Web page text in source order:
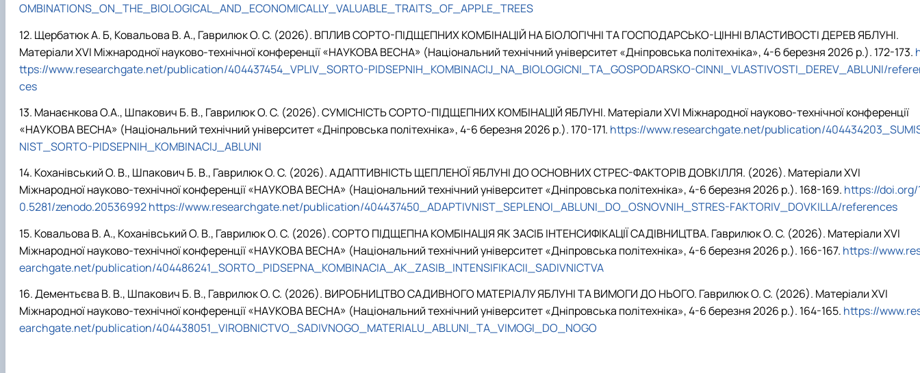
OMBINATIONS_ON_THE_BIOLOGICAL_AND_ECONOMICALLY_VALUABLE_TRAITS_OF_APPLE_TREES
Щербатюк А. Б, Ковальова В. А., Гаврилюк О. С. (2026). ВПЛИВ СОРТО-ПІДЩЕПНИХ КОМБІНАЦІЙ НА БІОЛОГІЧНІ ТА ГОСПОДАРСЬКО-ЦІННІ ВЛАСТИВОСТІ ДЕРЕВ ЯБЛУНІ.
Матеріали ХVІ Міжнародної науково-технічної конференції «НАУКОВА ВЕСНА» (Національний технічний університет «Дніпровська політехніка», 4-6 березня 2026 р.). 172-173.
ttps://www.researchgate.net/publication/404437454_VPLIV_SORTO-PIDSEPNIH_KOMBINACIJ_NA_BIOLOGICNI_TA_GOSPODARSKO-CINNI_VLASTIVOSTI_DEREV_ABLUNI/
ces
Манаєнкова О.А., Шпакович Б. В., Гаврилюк О. С. (2026). СУМІСНІСТЬ СОРТО-ПІДЩЕПНИХ КОМБІНАЦІЙ ЯБЛУНІ. Матеріали ХVІ Міжнародної науково-технічної конференції
«НАУКОВА ВЕСНА» (Національний технічний університет «Дніпровська політехніка», 4-6 березня 2026 р.). 170-171. https://www.researchgate.net/publication/
NIST_SORTO-PIDSEPNIH_KOMBINACIJ_ABLUNI
Коханівський О. В., Шпакович Б. В., Гаврилюк О. С. (2026). АДАПТИВНІСТЬ ЩЕПЛЕНОЇ ЯБЛУНІ ДО ОСНОВНИХ СТРЕС-ФАКТОРІВ ДОВКІЛЛЯ. (2026). Матеріали ХVІ
Міжнародної науково-технічної конференції «НАУКОВА ВЕСНА» (Національний технічний університет «Дніпровська політехніка», 4-6 березня 2026 р.). 168-169. https://doi.org/
0.5281/zenodo.20536992https://www.researchgate.net/publication/404437450_ADAPTIVNIST_SEPLENOI_ABLUNI_DO_OSNOVNIH_STRES-FAKTORIV_DOVKILLA/references
Ковальова В. А., Коханівський О. В., Гаврилюк О. С. (2026). СОРТО ПІДЩЕПНА КОМБІНАЦІЯ ЯК ЗАСІБ ІНТЕНСИФІКАЦІЇ САДІВНИЦТВА. Гаврилюк О. С. (2026). Матеріали ХVІ
Міжнародної науково-технічної конференції «НАУКОВА ВЕСНА» (Національний технічний університет «Дніпровська політехніка», 4-6 березня 2026 р.). 166-167. https://
earchgate.net/publication/404486241_SORTO_PIDSEPNA_KOMBINACIA_AK_ZASIB_INTENSIFIKACII_SADIVNICTVA
Дементьєва В. В., Шпакович Б. В., Гаврилюк О. С. (2026). ВИРОБНИЦТВО САДИВНОГО МАТЕРІАЛУ ЯБЛУНІ ТА ВИМОГИ ДО НЬОГО. Гаврилюк О. С. (2026). Матеріали ХVІ
Міжнародної науково-технічної конференції «НАУКОВА ВЕСНА» (Національний технічний університет «Дніпровська політехніка», 4-6 березня 2026 р.). 164-165. https://
earchgate.net/publication/404438051_VIROBNICTVO_SADIVNOGO_MATERIALU_ABLUNI_TA_VIMOGI_DO_NOGO